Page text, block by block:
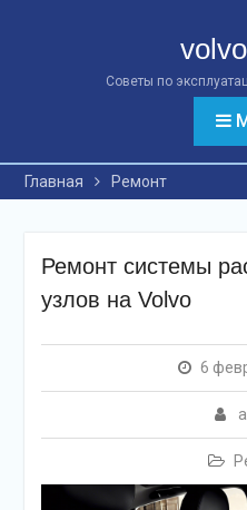
Советы по
Главная Ремонт
Ремонт системы
узлов на Volvo
6